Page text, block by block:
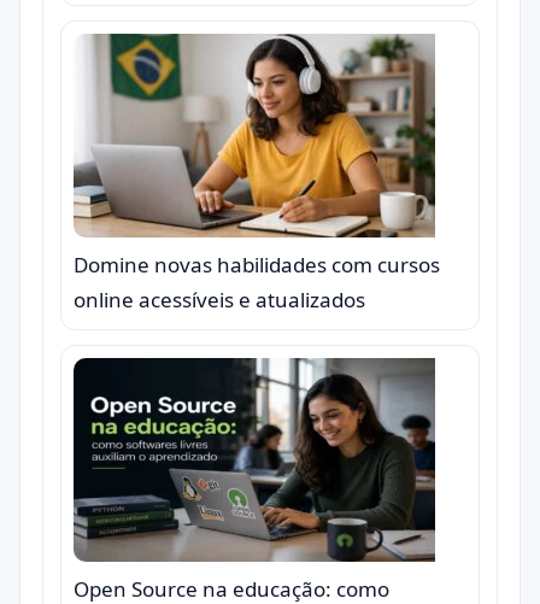
Domine novas habilidades com cursos
online acessíveis e atualizados
Open Source na educação: como